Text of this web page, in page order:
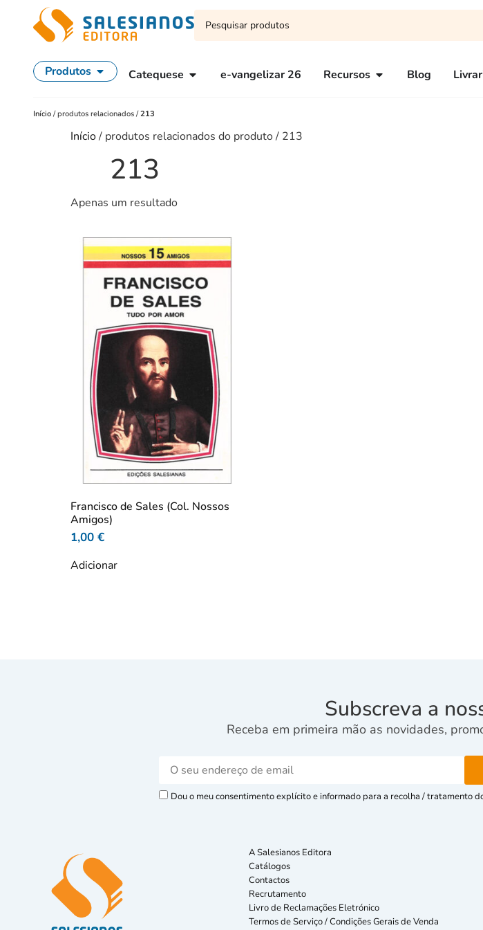
Produtos Catequese e-vangelizar 26 Recursos Blog
Início /produtos relacionados /213
Início/ produtos relacionados do produto / 213
213
Apenas um resultado
Francisco de Sales (Col. Nossos
Amigos)
1,00 €
Adicionar
Subscreva a
Receba em primeira mão as novidades,
Dou o meu consentimento explícito e informado para a recolha / tratamento
A Salesianos Editora
Catálogos
Contactos
Recrutamento
Livro de Reclamações Eletrónico
Termos de Serviço / Condições Gerais de Venda